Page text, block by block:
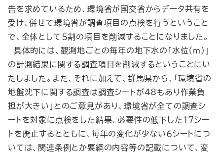
告を求めているため、環境省が国交省からデータ共有を
受け、併せて環境省が調査項目の点検を行うということ
で、全体として５割の項目を削減することになりました。
具体的には、観測地ごとの毎年の地下水の「水位（m）」
の計測結果に関する調査項目を削減するということにい
たしました。また、それに加えて、群馬県から、「環境省の
地盤沈下に関する調査は調査シートが48もあり作業負
担が大きい」とのご意見があり、環境省が全ての調査シ
ートを対象に点検をした結果、必要性の低下した17シー
トを廃止するとともに、毎年の変化が少ない６シートにつ
いては、関連条例とか要綱の内容等の記載について、変